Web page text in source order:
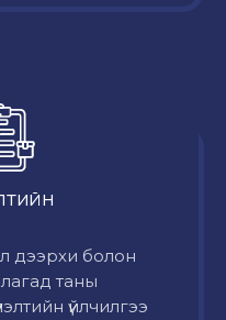
дээрхи болон
таны
үйлчилгээ